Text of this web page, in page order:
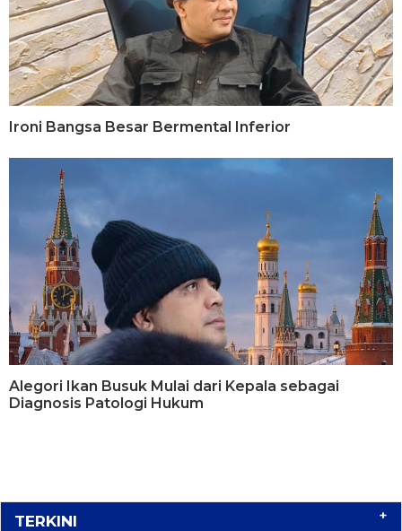
Ironi Bangsa Besar Bermental Inferior
Alegori Ikan Busuk Mulai dari Kepala sebagai
Diagnosis Patologi Hukum
TERKINI +